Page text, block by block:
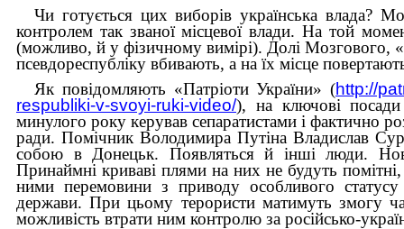
Чи готується цих виборів українська влада?
контролем так званої місцевої влади. На той
(можливо, й у фізичному вимірі). Долі Мозгового,
псевдореспубліку вбивають, а на їх місце
Як повідомляють «Патріоти України» (http://
respubliki-v-svoyi-ruki-video/), на ключові
минулого року керував сепаратистами і фактично
ради. Помічник Володимира Путіна Владислав
собою в Донецьк. Появляться й інші люди.
Принаймні криваві плями на них не будуть
ними перемовини з приводу особливого статусу
держави. При цьому терористи матимуть змогу
можливість втрати ним контролю за російсько-